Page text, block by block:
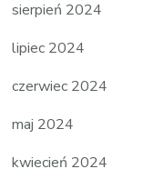
sierpień 2024
lipiec 2024
czerwiec 2024
maj 2024
kwiecień 2024